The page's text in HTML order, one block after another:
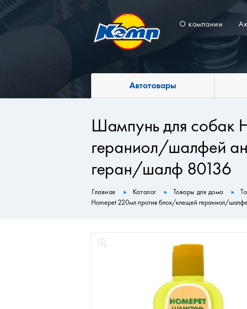
О компании
Автотовары
Шампунь для собак
гераниол/шалфей
геран/шалф 80136
Главная Каталог Товары для дома
Homepet 220мл против блох/клещей гераниол/